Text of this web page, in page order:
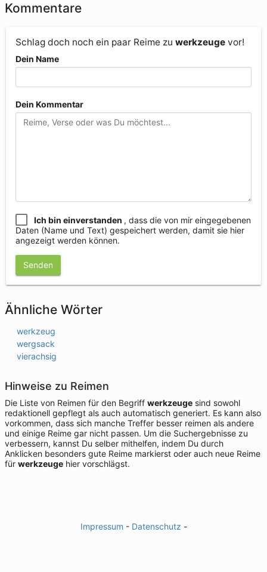
Kommentare
Schlag doch noch ein paar Reime zu werkzeuge vor!
Dein Name
Dein Kommentar
Ich bin einverstanden , dass die von mir eingegebenen
Daten (Name und Text) gespeichert werden, damit sie hier
angezeigt werden können.
Senden
Ähnliche Wörter
werkzeug
wergsack
vierachsig
Hinweise zu Reimen
Die Liste von Reimen für den Begriff werkzeuge sind sowohl
redaktionell gepflegt als auch automatisch generiert. Es kann also
vorkommen, dass sich manche Treffer besser reimen als andere
und einige Reime gar nicht passen. Um die Suchergebnisse zu
verbessern, kannst Du selber mithelfen, indem Du durch
Anklicken besonders gute Reime markierst oder auch neue Reime
für werkzeuge hier vorschlägst.
Impressum - Datenschutz -